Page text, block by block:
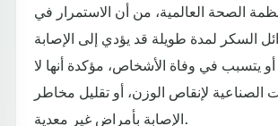
الصحة العالمية، من أن الاستمرار في
السكر لمدة طويلة قد يؤدي إلى الإصابة
يتسبب في وفاة الأشخاص، مؤكدة أنها لا
الصناعية لإنقاص الوزن، أو تقليل مخاطر
الإصابة بأمراض غير معدية.